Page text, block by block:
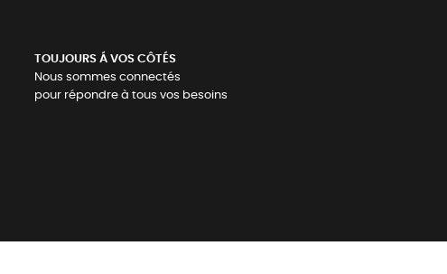
TOUJOURS Á VOS CÔTÉS
Nous sommes connectés
pour répondre à tous vos besoins